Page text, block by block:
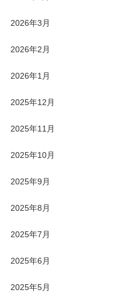
2026年3月
2026年2月
2026年1月
2025年12月
2025年11月
2025年10月
2025年9月
2025年8月
2025年7月
2025年6月
2025年5月